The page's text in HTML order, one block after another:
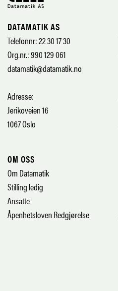
DATAMATIK AS
Telefonnr: 22 30 17 30
Org.nr.: 990 129 061
datamatik@datamatik.no
Adresse:
Jerikoveien 16
1067 Oslo
OM OSS
Om Datamatik
Stilling ledig
Ansatte
Åpenhetsloven Redgjørelse